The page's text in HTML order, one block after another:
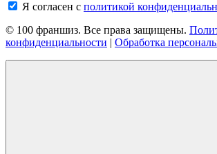
Я согласен с политикой
© 100 франшиз. Все права защищены.
конфиденциальности | Обработка